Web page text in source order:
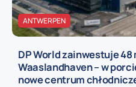
ANTWERPEN
DP World zainwestuje
Waaslandhaven – w
nowe centrum